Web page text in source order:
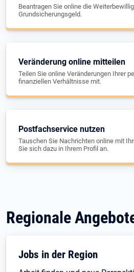
Beantragen Sie online die
Grundsicherungsgeld.
Veränderung online mitteilen
Teilen Sie online Veränderungen Ihrer
finanziellen Verhältnisse mit.
Postfachservice nutzen
Tauschen Sie Nachrichten online mit
Sie sich dazu in Ihrem Profil an.
Regionale
Jobs in der Region